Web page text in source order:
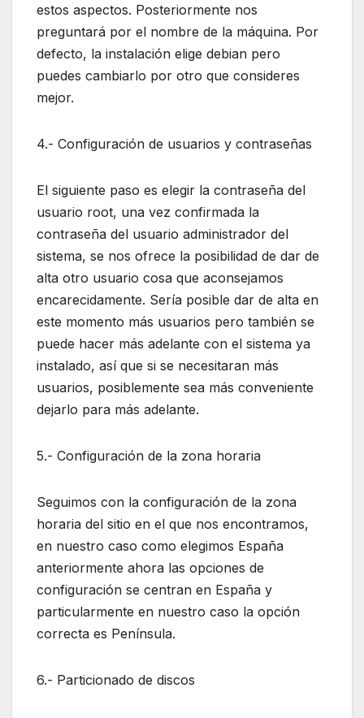
estos aspectos. Posteriormente nos
preguntará por el nombre de la máquina. Por
defecto, la instalación elige debian pero
puedes cambiarlo por otro que consideres
mejor.
4.- Configuración de usuarios y contraseñas
El siguiente paso es elegir la contraseña del
usuario root, una vez confirmada la
contraseña del usuario administrador del
sistema, se nos ofrece la posibilidad de dar de
alta otro usuario cosa que aconsejamos
encarecidamente. Sería posible dar de alta en
este momento más usuarios pero también se
puede hacer más adelante con el sistema ya
instalado, así que si se necesitaran más
usuarios, posiblemente sea más conveniente
dejarlo para más adelante.
5.- Configuración de la zona horaria
Seguimos con la configuración de la zona
horaria del sitio en el que nos encontramos,
en nuestro caso como elegimos España
anteriormente ahora las opciones de
configuración se centran en España y
particularmente en nuestro caso la opción
correcta es Península.
6.- Particionado de discos